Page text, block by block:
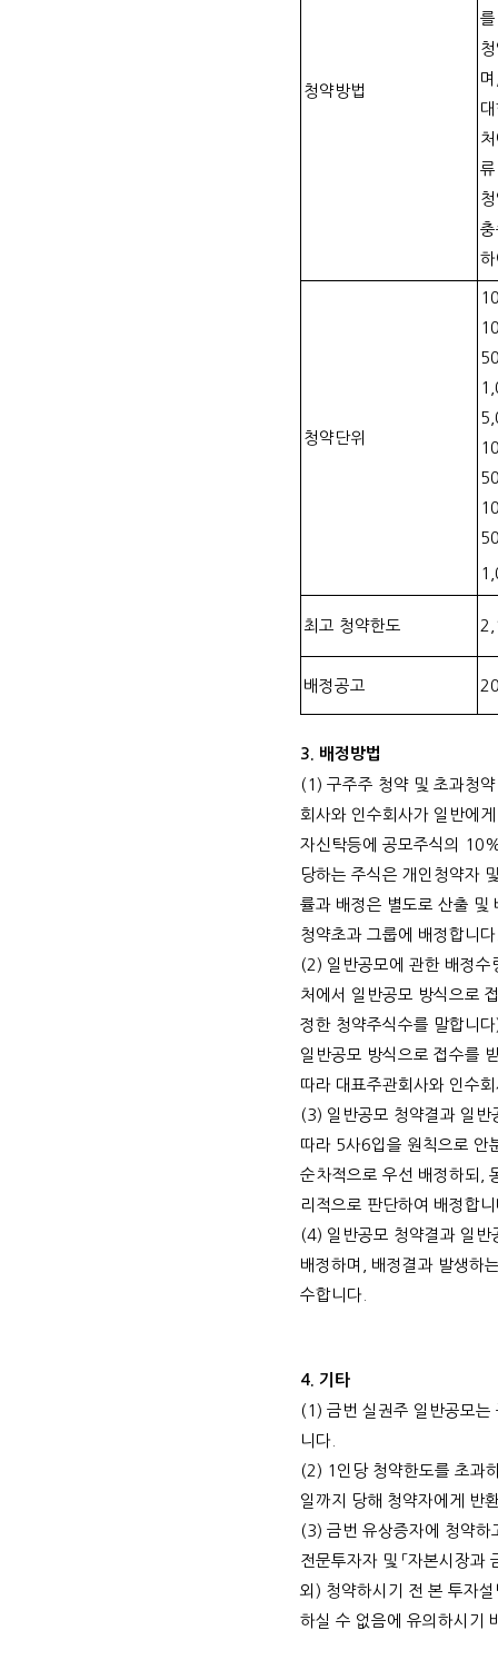
청약방법
며
청약단위
최고 청약한도
배정공고
3. 배정방법
(1) 구주주 청약 및 초과청
회사와 인수회사가 일반에
자신탁등에 공모주식의
당하는 주식은 개인청약자
률과 배정은 별도로 산출 및
청약초과 그룹에 배정합니다
(2) 일반공모에 관한 배정
처에서 일반공모 방식으로
정한 청약주식수를 말합니다
일반공모 방식으로 접수를
따라 대표주관회사와 인수
(3) 일반공모 청약결과 일
따라 5사6입을 원칙으로 안
순차적으로 우선 배정하되
리적으로 판단하여 배정합
(4) 일반공모 청약결과 일
배정하며
배정결과 발생하
수합니다
4. 기타
(1) 금번 실권주 일반공모는
니다
(2) 1 인당 청약한도를 초과
일까지 당해 청약자에게 반
(3) 금번 유상증자에 청약하
전문투자자 및 「자본시장과
외 ) 청약하시기 전 본 투자
하실 수 없음에 유의하시기